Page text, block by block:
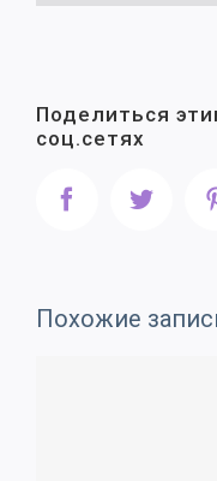
Поделиться
соц.сетях
Facebook
Похожие